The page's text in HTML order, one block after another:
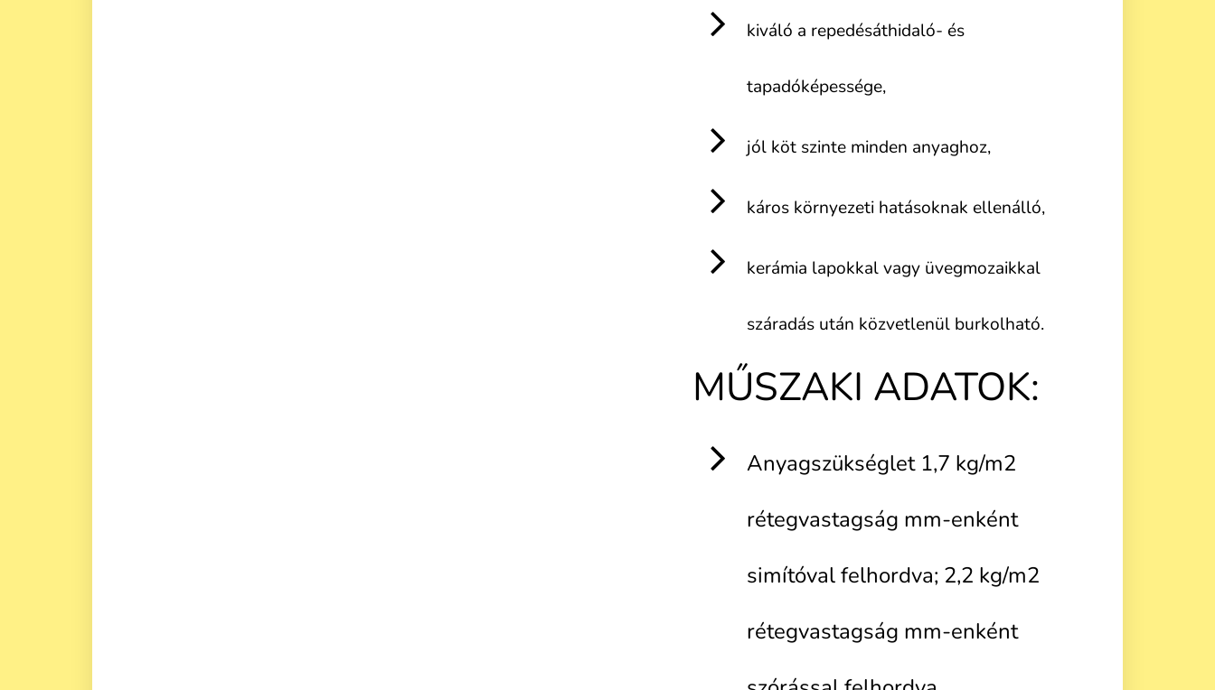
kiváló a repedésáthidaló- és
tapadóképessége,
jól köt szinte minden anyaghoz,
káros környezeti hatásoknak ellenálló,
kerámia lapokkal vagy üvegmozaikkal
száradás után közvetlenül burkolható.
MŰSZAKI ADATOK:
Anyagszükséglet 1,7 kg/m2
rétegvastagság mm-enként
simítóval felhordva; 2,2 kg/m2
rétegvastagság mm-enként